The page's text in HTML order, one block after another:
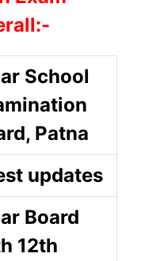
School
Patna
updates
Board
12th